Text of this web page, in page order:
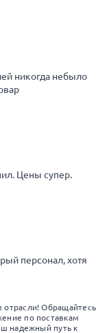
никогда небыло
Цены супер.
персонал, хотя
отрасли! Обращайтесь
по поставкам
надежный путь к